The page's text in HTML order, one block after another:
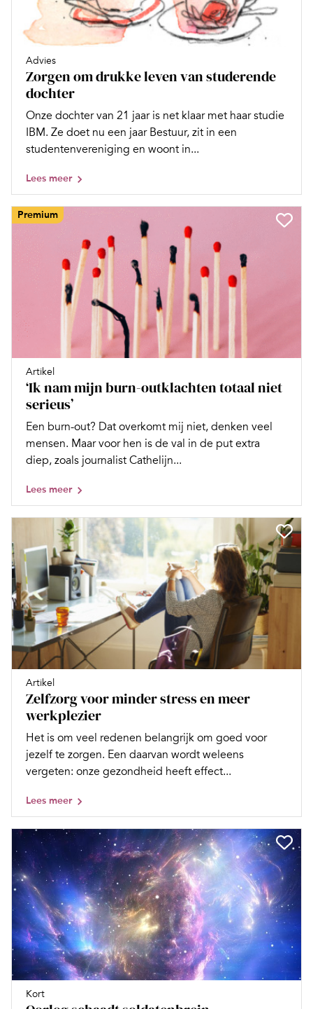
Advies
Zorgen om drukke leven van studerende
dochter
Onze dochter van 21 jaar is net klaar met haar studie
IBM. Ze doet nu een jaar Bestuur, zit in een
studentenvereniging en woont in...
Lees meer
Premium
Artikel
‘Ik nam mijn burn-outklachten totaal niet
serieus’
Een burn-out? Dat overkomt mij niet, denken veel
mensen. Maar voor hen is de val in de put extra
diep, zoals journalist Cathelijn...
Lees meer
Artikel
Zelfzorg voor minder stress en meer
werkplezier
Het is om veel redenen belangrijk om goed voor
jezelf te zorgen. Een daarvan wordt weleens
vergeten: onze gezondheid heeft effect...
Lees meer
Kort